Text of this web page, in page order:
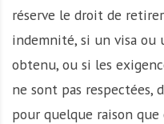
réserve le droit de
indemnité, si un visa ou
obtenu, ou si les
ne sont pas respectées,
pour quelque raison que